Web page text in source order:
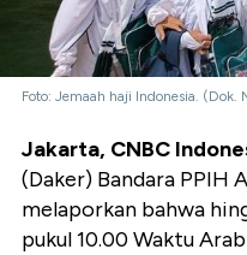
Foto: Jemaah haji Indonesia.
Jakarta, CNBC
(Daker) Bandara PPIH
melaporkan bahwa
pukul 10.00 Waktu